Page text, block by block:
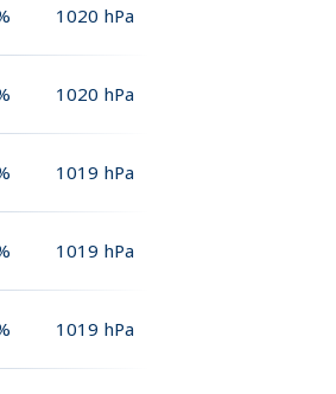
1020 hPa
1020 hPa
1019 hPa
1019 hPa
1019 hPa